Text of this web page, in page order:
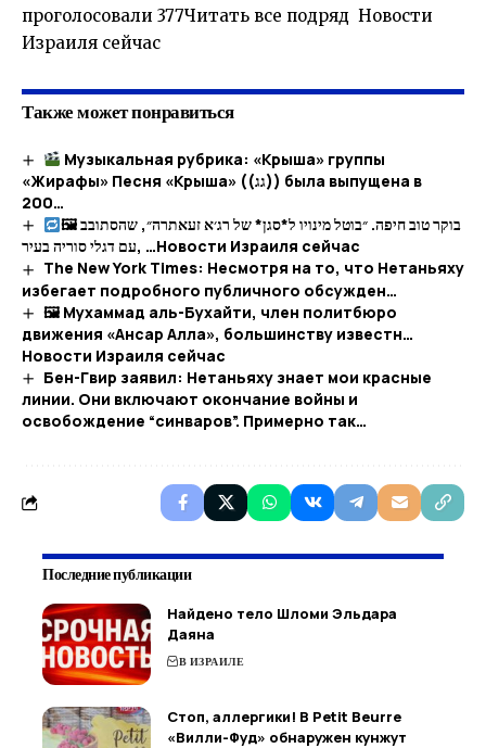
проголосовали 377Читать все подряд Новости
Израиля сейчас
Также может понравиться
Музыкальная рубрика: «Крыша» группы
«Жирафы» Песня «Крыша» ((גג)) была выпущена в
200…
🖼 בוקר טוב חיפה. ״בוטל מינויו ל*סגן* של רג׳א זעאתרה״, שהסתובב
עם דגלי סוריה בעיר, …​Новости Израиля сейчас
The New York Times: Несмотря на то, что Нетаньяху
избегает подробного публичного обсужден…
🖼 Мухаммад аль-Бухайти, член политбюро
движения «Ансар Алла», большинству известн…​
Новости Израиля сейчас
Бен-Гвир заявил: Нетаньяху знает мои красные
линии. Они включают окончание войны и
освобождение “синваров”. Примерно так…
Последние публикации
Найдено тело Шломи Эльдара
Даяна
В ИЗРАИЛЕ
Стоп, аллергики! В Petit Beurre
«Вилли-Фуд» обнаружен кунжут